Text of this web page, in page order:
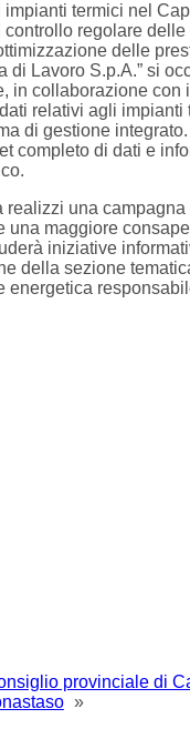
impianti termici nel
regolare
delle
Lavoro S.p.A.” si
in collaborazione con
relativi agli impianti
di gestione
completo di dati e
una
maggiore
iniziative
della sezione
energetica
provinciale di
»